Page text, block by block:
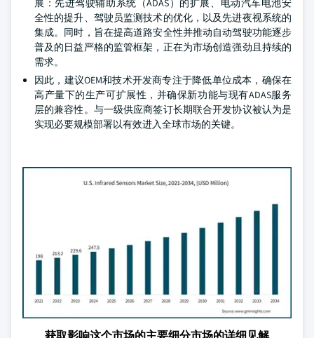
展：先进驾驶辅助系统（ADAS）的扩展、电动汽车电池安
全性的提升、驾驶员监测技术的优化，以及先进夜视系统的
集成。同时，旨在提高道路安全性并推动自动驾驶功能逐步
普及的日益严格的监管框架，正在为市场创造强劲且持续的
需求。
因此，建议OEM和技术开发商专注于降低单位成本，确保在
高产量下的生产可扩展性，并确保新功能与现有ADAS服务
层的兼容性。与一级供应商签订长期联合开发协议被认为是
实现必要规模部署以有效进入全球市场的关键。